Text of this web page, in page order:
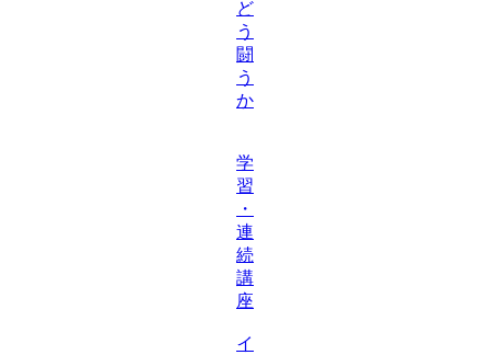
ど
う
闘
う
か
学
習
・
連
続
講
座
イ